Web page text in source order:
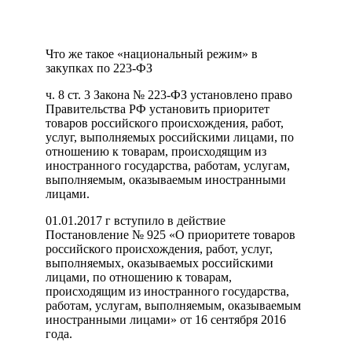
Что же такое «национальный режим» в
закупках по 223-ФЗ
ч. 8 ст. 3 Закона № 223-ФЗ установлено право
Правительства РФ установить приоритет
товаров российского происхождения, работ,
услуг, выполняемых российскими лицами, по
отношению к товарам, происходящим из
иностранного государства, работам, услугам,
выполняемым, оказываемым иностранными
лицами.
01.01.2017 г вступило в действие
Постановление № 925 «О приоритете товаров
российского происхождения, работ, услуг,
выполняемых, оказываемых российскими
лицами, по отношению к товарам,
происходящим из иностранного государства,
работам, услугам, выполняемым, оказываемым
иностранными лицами» от 16 сентября 2016
года.